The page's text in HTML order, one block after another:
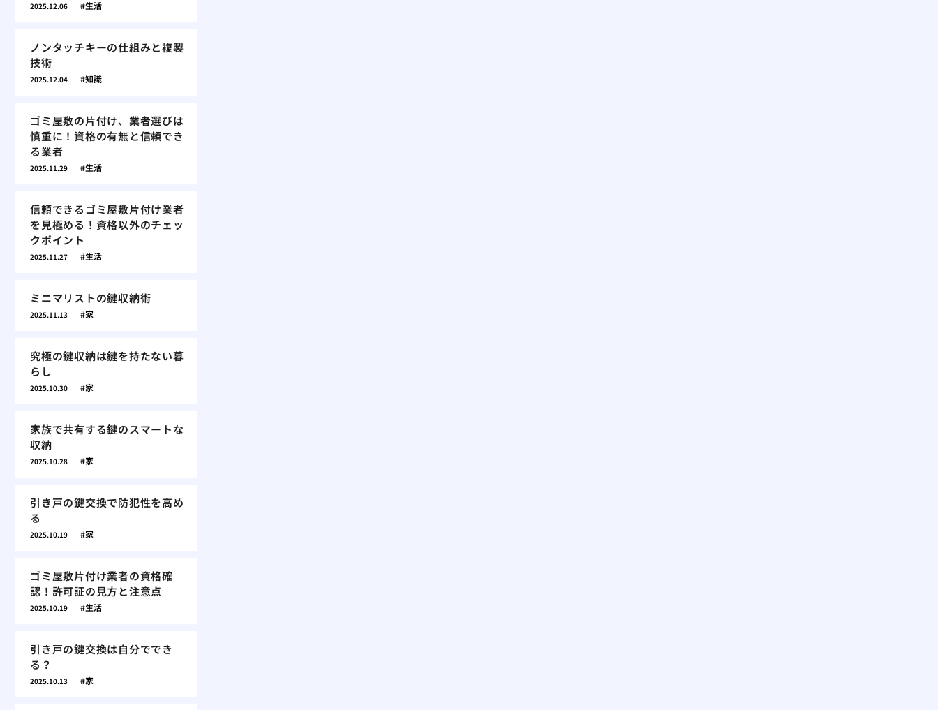
2025.12.06 生活
ノンタッチキーの仕組みと複製
技術
2025.12.04 知識
ゴミ屋敷の片付け、業者選びは
慎重に！資格の有無と信頼でき
る業者
2025.11.29 生活
信頼できるゴミ屋敷片付け業者
を見極める！資格以外のチェッ
クポイント
2025.11.27 生活
ミニマリストの鍵収納術
2025.11.13 家
究極の鍵収納は鍵を持たない暮
らし
2025.10.30 家
家族で共有する鍵のスマートな
収納
2025.10.28 家
引き戸の鍵交換で防犯性を高め
る
2025.10.19 家
ゴミ屋敷片付け業者の資格確
認！許可証の見方と注意点
2025.10.19 生活
引き戸の鍵交換は自分ででき
る？
2025.10.13 家